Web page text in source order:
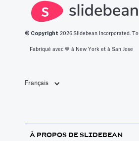
© Copyright 2026 Slidebean Incorporated.
Fabriqué avec 💙️ à New York et à San Jose
Français
À PROPOS DE SLIDEBEAN